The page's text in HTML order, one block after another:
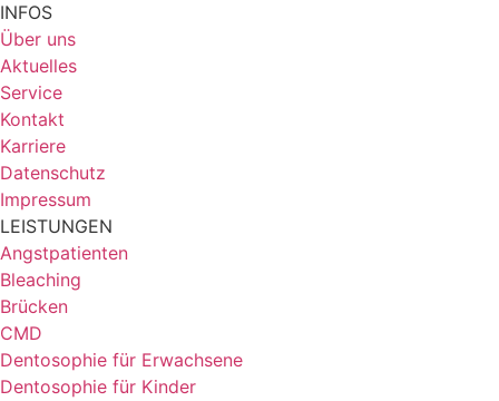
INFOS
Über uns
Aktuelles
Service
Kontakt
Karriere
Datenschutz
Impressum
LEISTUNGEN
Angstpatienten
Bleaching
Brücken
CMD
Dentosophie für Erwachsene
Dentosophie für Kinder